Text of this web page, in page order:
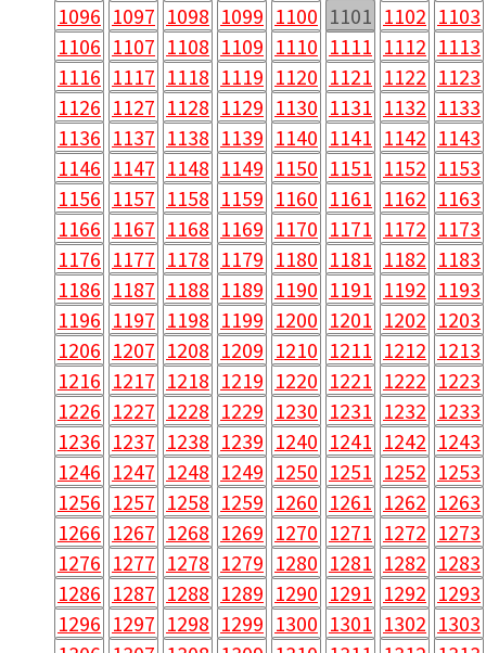
1096 1097 1098 1099 1100 1101 1102 1103
1106 1107 1108 1109 1110 1111 1112 1113
1116 1117 1118 1119 1120 1121 1122 1123
1126 1127 1128 1129 1130 1131 1132 1133
1136 1137 1138 1139 1140 1141 1142 1143
1146 1147 1148 1149 1150 1151 1152 1153
1156 1157 1158 1159 1160 1161 1162 1163
1166 1167 1168 1169 1170 1171 1172 1173
1176 1177 1178 1179 1180 1181 1182 1183
1186 1187 1188 1189 1190 1191 1192 1193
1196 1197 1198 1199 1200 1201 1202 1203
1206 1207 1208 1209 1210 1211 1212 1213
1216 1217 1218 1219 1220 1221 1222 1223
1226 1227 1228 1229 1230 1231 1232 1233
1236 1237 1238 1239 1240 1241 1242 1243
1246 1247 1248 1249 1250 1251 1252 1253
1256 1257 1258 1259 1260 1261 1262 1263
1266 1267 1268 1269 1270 1271 1272 1273
1276 1277 1278 1279 1280 1281 1282 1283
1286 1287 1288 1289 1290 1291 1292 1293
1296 1297 1298 1299 1300 1301 1302 1303